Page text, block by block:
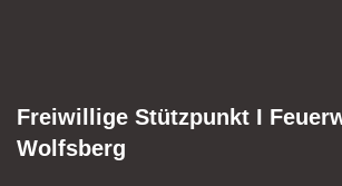
Freiwillige Stützpunkt I
Wolfsberg